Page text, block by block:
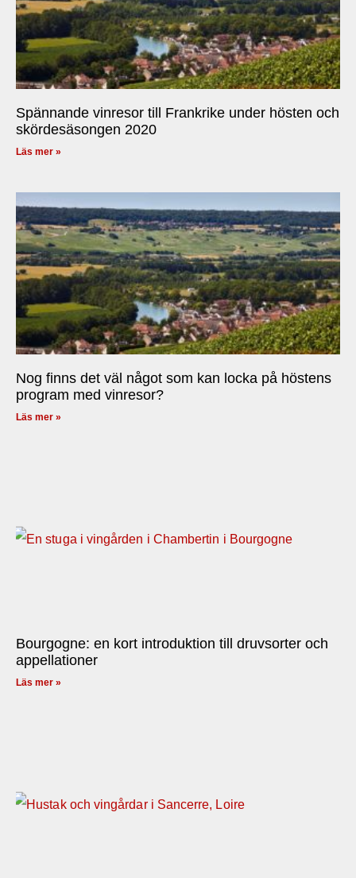
Spännande vinresor till Frankrike under hösten och
skördesäsongen 2020
Läs mer »
Nog finns det väl något som kan locka på höstens
program med vinresor?
Läs mer »
Bourgogne: en kort introduktion till druvsorter och
appellationer
Läs mer »